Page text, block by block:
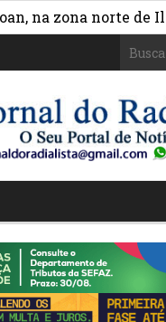
zona norte de Ilhéus